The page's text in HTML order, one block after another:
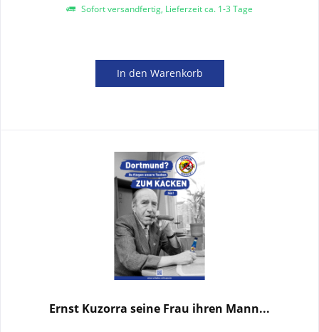
Sofort versandfertig, Lieferzeit ca. 1-3 Tage
In den Warenkorb
Ernst Kuzorra seine Frau ihren Mann...